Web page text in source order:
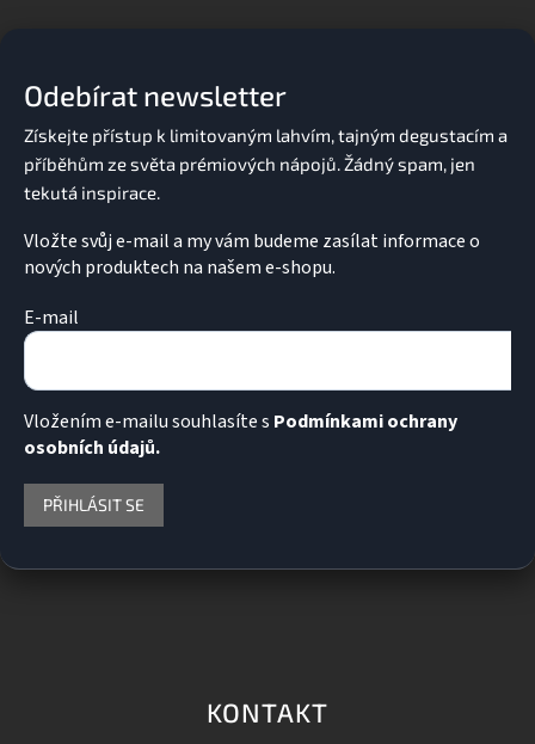
Odebírat newsletter
Vložte svůj e-mail a my vám budeme zasílat informace o
nových produktech na našem e-shopu.
E-mail
Vložením e-mailu souhlasíte s Podmínkami ochrany
osobních údajů.
PŘIHLÁSIT SE
KONTAKT